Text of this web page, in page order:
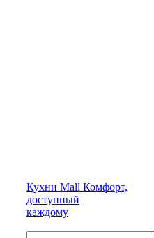
Кухни Mall Комфорт,
доступный
каждому